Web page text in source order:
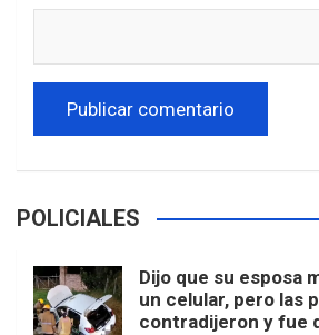
POLICIALES
Dijo que su esposa
un celular, pero las
contradijeron y fue